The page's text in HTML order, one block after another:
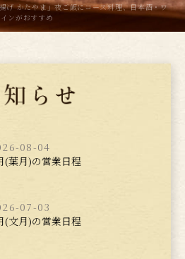
げ かたやま」夜ご飯にコース料理、日本酒・ワ
インがおすすめ
08-04
(葉月)の営業日程
07-03
(文月)の営業日程